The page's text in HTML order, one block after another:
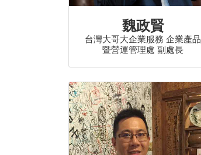
魏政賢
台灣大哥大企業服務 企業產品
暨營運管理處 副處長